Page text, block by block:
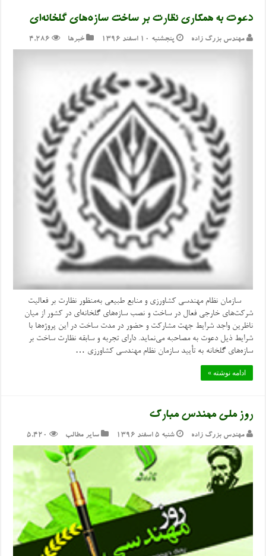
دعوت به همکاری نظارت بر ساخت سازه‌های گلخانه‌ای
مهندس بزرگ زاده پنجشنبه ۱۰ اسفند ۱۳۹۶ خبرها 4,286
سازمان نظام مهندسی کشاورزی و منابع طبیعی به‌منظور نظارت بر فعالیت
شرکت‌های خارجی فعال در ساخت و نصب سازه‌های گلخانه‌ای در کشور از میان
ناظرین واجد شرایط جهت مشارکت و حضور در مدت ساخت در این پروژه‌ها با
شرایط ذیل دعوت به مصاحبه می‌نماید. دارای تجربه و سابقه نظارت ساخت بر
سازه‌های گلخانه به تأیید سازمان نظام مهندسی کشاورزی …
ادامه نوشته »
روز ملی مهندس مبارک
مهندس بزرگ زاده شنبه ۵ اسفند ۱۳۹۶ سایر مطالب 5,420